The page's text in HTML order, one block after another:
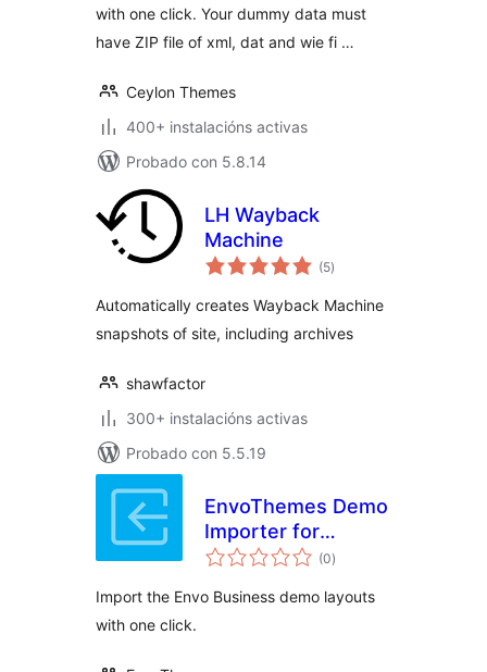
with one click. Your dummy data must
have ZIP file of xml, dat and wie fi …
Ceylon Themes
400+ instalacións activas
Probado con 5.8.14
LH Wayback
Machine
(5valoracións
totais
)
Automatically creates Wayback Machine
snapshots of site, including archives
shawfactor
300+ instalacións activas
Probado con 5.5.19
EnvoThemes Demo
Importer for
KingComposer
(0valoracións
totais
)
Import the Envo Business demo layouts
with one click.